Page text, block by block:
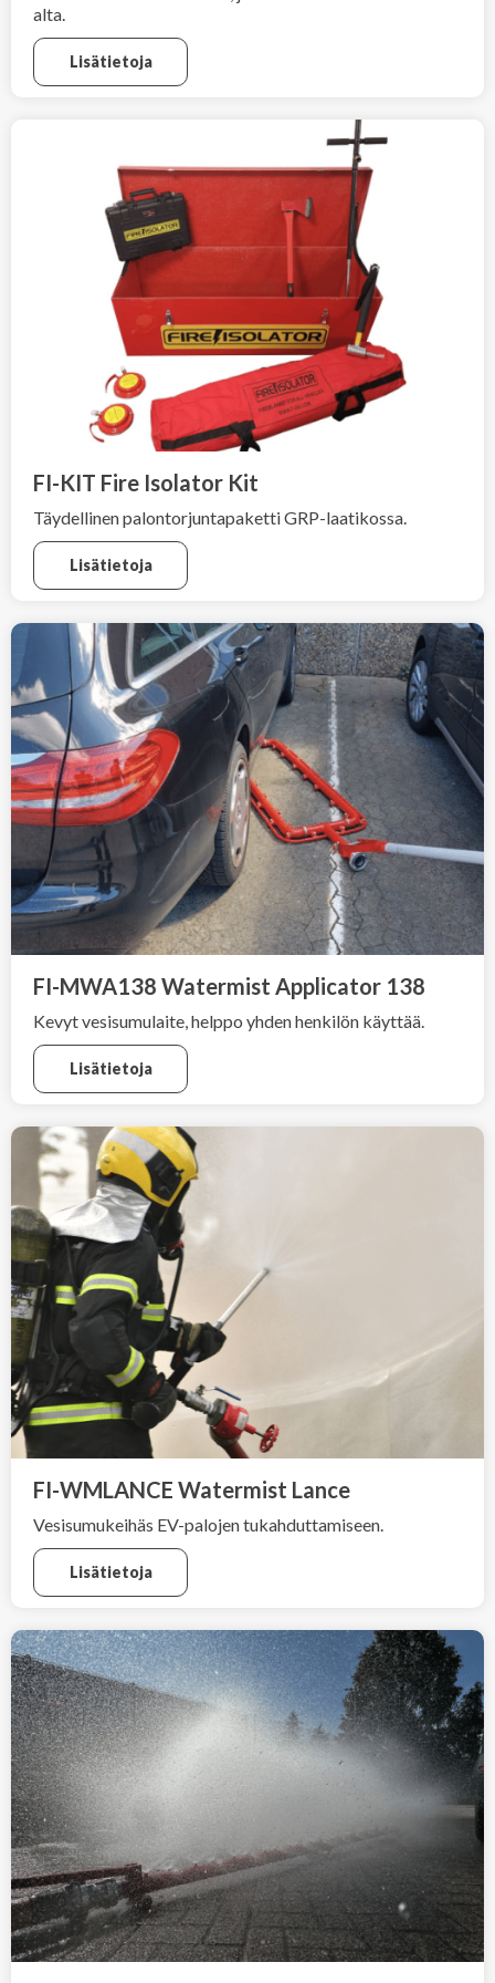
alta.
Lisätietoja
FI-KIT Fire Isolator Kit
Täydellinen palontorjuntapaketti GRP-laatikossa.
Lisätietoja
FI-MWA138 Watermist Applicator 138
Kevyt vesisumulaite, helppo yhden henkilön käyttää.
Lisätietoja
FI-WMLANCE Watermist Lance
Vesisumukeihäs EV-palojen tukahduttamiseen.
Lisätietoja